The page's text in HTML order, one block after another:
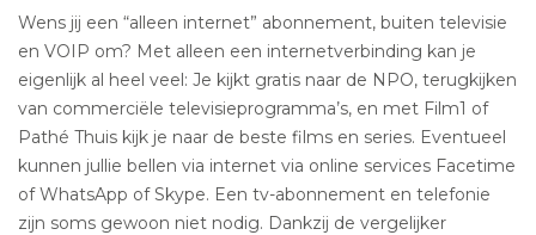
Wens jij een “alleen internet” abonnement, buiten televisie
en VOIP om? Met alleen een internetverbinding kan je
eigenlijk al heel veel: Je kijkt gratis naar de NPO, terugkijken
van commerciële televisieprogramma’s, en met Film1 of
Pathé Thuis kijk je naar de beste films en series. Eventueel
kunnen jullie bellen via internet via online services Facetime
of WhatsApp of Skype. Een tv-abonnement en telefonie
zijn soms gewoon niet nodig. Dankzij de vergelijker